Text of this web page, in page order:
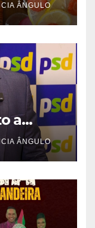
ÂNGULO
a
PSD
São
ÂNGULO